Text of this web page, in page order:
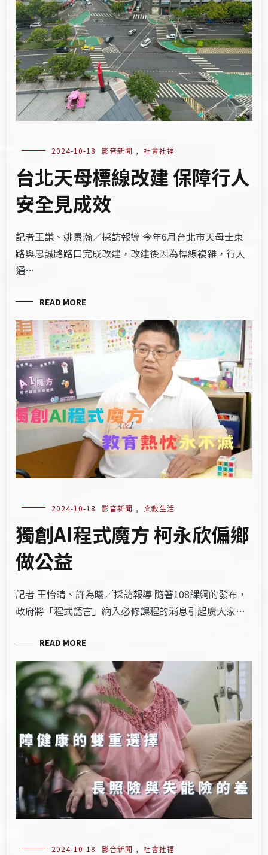
2024-10-18 影音新聞 , 社會社福
台北天母標線改建 保障行人
安全見成效
記者王謙、姚景瀚／採訪報導 今年6月台北市天母士東
路與忠誠路路口完成改建，改建後因為標線複雜，行人
通…
READ MORE
2024-10-18 影音新聞 , 文教生活
獨創AI程式魔方 柯永欣偏鄉
做公益
記者 王怡晴、許為曦／採訪報導 隨著108課綱的發布，
政府將「程式語言」納入必修課程的消息引起廣大家…
READ MORE
2024-10-18 影音新聞 , 社會社福